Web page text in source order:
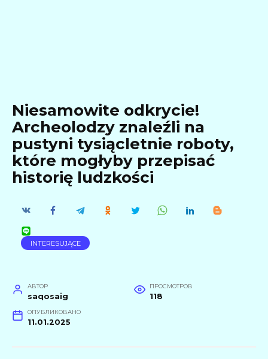
Niesamowite odkrycie!
Archeolodzy znaleźli na
pustyni tysiącletnie roboty,
które mogłyby przepisać
historię ludzkości
INTERESUJĄCE
АВТОР
saqosaig
ПРОСМОТРОВ
118
ОПУБЛИКОВАНО
11.01.2025